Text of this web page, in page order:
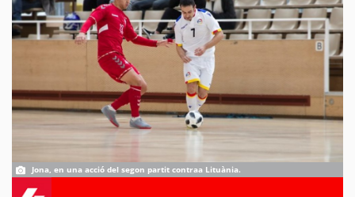
Jona, en una acció del segon partit contraa Lituània.